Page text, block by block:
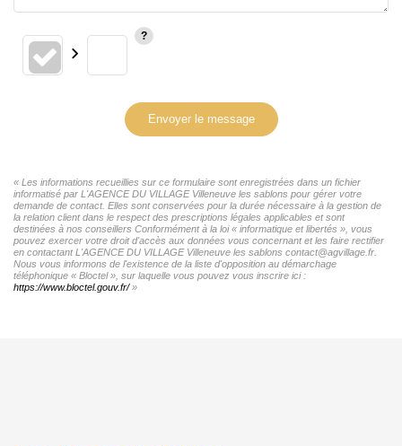
Envoyer le message
« Les informations recueillies sur ce formulaire sont enregistrées dans un fichier
informatisé par L'AGENCE DU VILLAGE Villeneuve les sablons pour gérer votre
demande de contact. Elles sont conservées pour la durée nécessaire à la gestion de
la relation client dans le respect des prescriptions légales applicables et sont
destinées à nos conseillers Conformément à la loi « informatique et libertés », vous
pouvez exercer votre droit d'accès aux données vous concernant et les faire rectifier
en contactant L'AGENCE DU VILLAGE Villeneuve les sablons contact@agvillage.fr.
Nous vous informons de l'existence de la liste d'opposition au démarchage
téléphonique « Bloctel », sur laquelle vous pouvez vous inscrire ici :
https://www.bloctel.gouv.fr/»